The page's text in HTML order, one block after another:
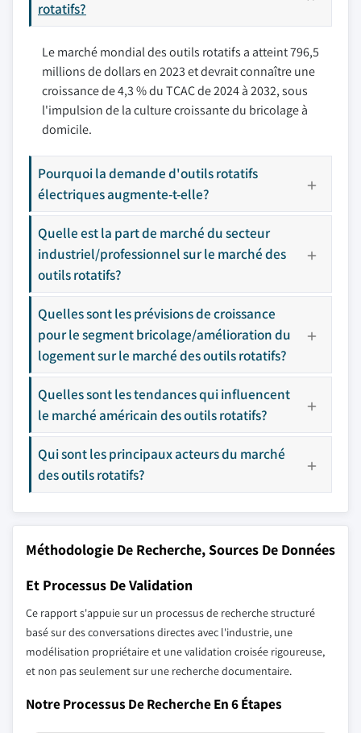
rotatifs?
Le marché mondial des outils rotatifs a atteint 796,5
millions de dollars en 2023 et devrait connaître une
croissance de 4,3 % du TCAC de 2024 à 2032, sous
l'impulsion de la culture croissante du bricolage à
domicile.
Pourquoi la demande d'outils rotatifs
électriques augmente-t-elle?
Quelle est la part de marché du secteur
industriel/professionnel sur le marché des
outils rotatifs?
Quelles sont les prévisions de croissance
pour le segment bricolage/amélioration du
logement sur le marché des outils rotatifs?
Quelles sont les tendances qui influencent
le marché américain des outils rotatifs?
Qui sont les principaux acteurs du marché
des outils rotatifs?
Méthodologie De Recherche, Sources De Données
Et Processus De Validation
Ce rapport s'appuie sur un processus de recherche structuré
basé sur des conversations directes avec l'industrie, une
modélisation propriétaire et une validation croisée rigoureuse,
et non pas seulement sur une recherche documentaire.
Notre Processus De Recherche En 6 Étapes